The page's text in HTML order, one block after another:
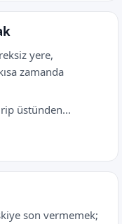
yere,
zamanda
üstünden...
son vermemek;